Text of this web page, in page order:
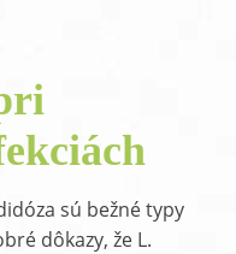
sú bežné typy
dôkazy, že L.